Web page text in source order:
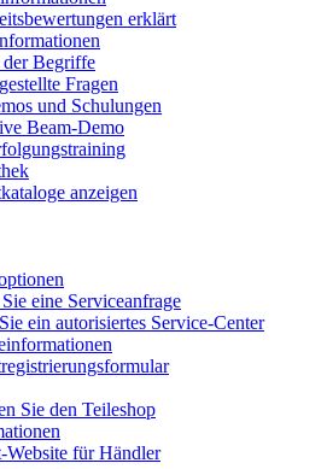
erklärt
der Begriffe
Fragen
und Schulungen
Beam-Demo
anzeigen
eine Serviceanfrage
ein autorisiertes Service-Center
Sie den Teileshop
Website für Händler